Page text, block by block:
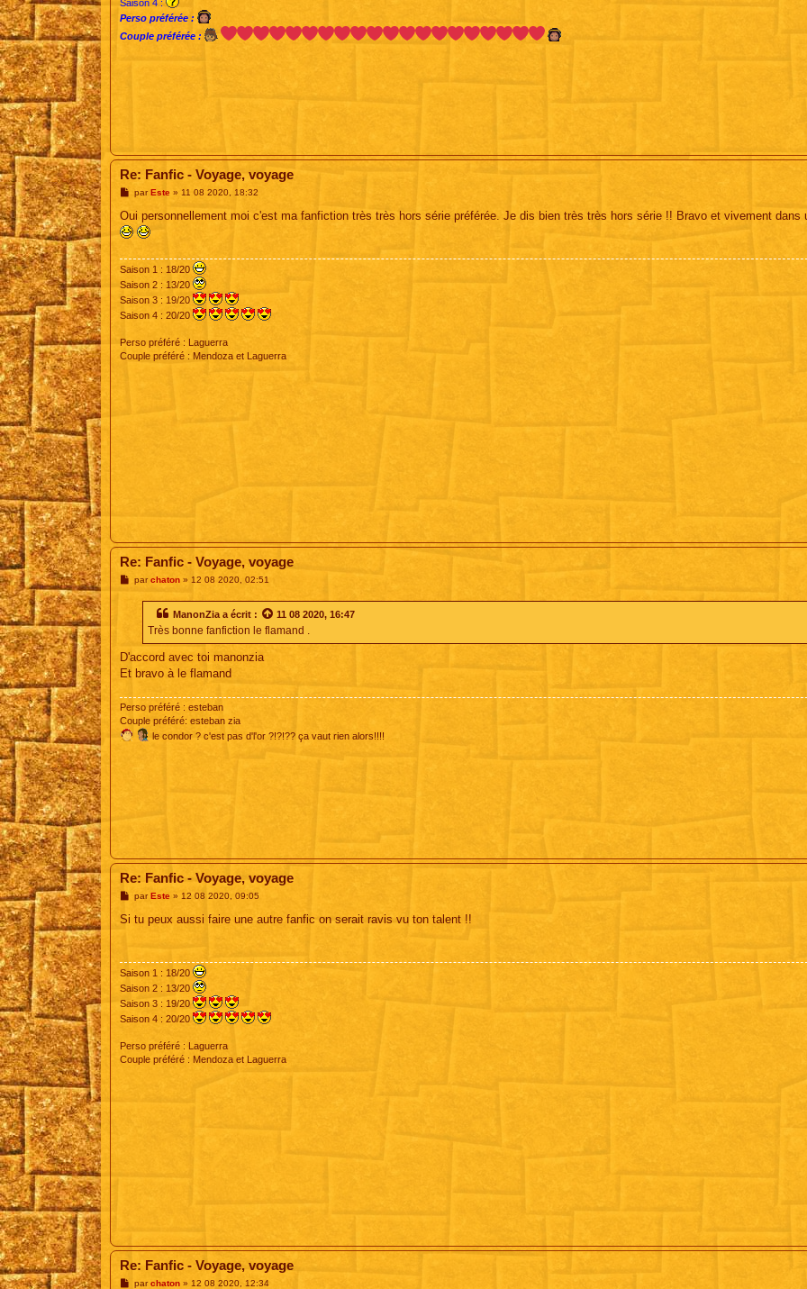
Saison 4 :
Perso préférée :
Couple préférée :
Re: Fanfic - Voyage, voyage
M
s
a
par Este» 11 08 2020, 18:32
Oui personnellement moi c'est ma fanfiction très très hors série préférée. Je dis bien très très hors série !! Bravo et vivement dans
Saison 1 : 18/20
Saison 2 : 13/20
Saison 3 : 19/20
Saison 4 : 20/20
Perso préféré : Laguerra
Couple préféré : Mendoza et Laguerra
Re: Fanfic - Voyage, voyage
Mparchaton» 12 08 2020, 02:51
ManonZia a écrit : 11 08 2020, 16:47
Très bonne fanfiction le flamand .
D'accord avec toi manonzia
Et bravo à le flamand
Perso préféré : esteban
Couple préféré: esteban zia
le condor ? c'est pas d'l'or ?!?!?? ça vaut rien alors!!!!
Re: Fanfic - Voyage, voyage
M
s
parEste» 12 08 2020, 09:05
Si tu peux aussi faire une autre fanfic on serait ravis vu ton talent !!
Saison 1 : 18/20
Saison 2 : 13/20
Saison 3 : 19/20
Saison 4 : 20/20
Perso préféré : Laguerra
Couple préféré : Mendoza et Laguerra
Re: Fanfic - Voyage, voyage
Mparchaton» 12 08 2020, 12:34